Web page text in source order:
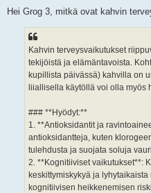
e
Hei Grog 3, mitkä ovat kahvin
Kahvin terveysvaikutukset
tekijöistä ja elämäntavoista.
kupillista päivässä) kahvilla on
liiallisella käytöllä voi olla myös
### **Hyödyt:**
1. **Antioksidantit ja
antioksidantteja, kuten
tulehdusta ja suojata soluja
2. **Kognitiiviset vaikutukset**:
keskittymiskykyä ja
kognitiivisen heikkenemisen